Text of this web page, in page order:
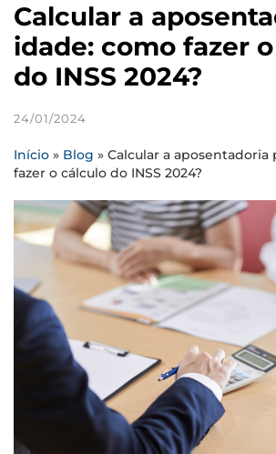
Calcular a
idade: como fazer
do INSS 2024?
24/01/2024
Início » Blog » Calcular a aposentadoria
fazer o cálculo do INSS 2024?